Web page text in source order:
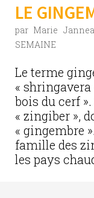
LE
par Marie
SEMAINE
Le terme
«
bois du cerf
« zingiber »,
« gingembre
famille des
les pays